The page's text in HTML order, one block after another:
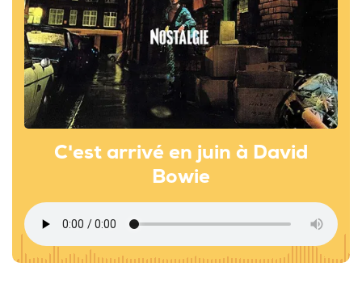
C'est arrivé en juin à David
Bowie